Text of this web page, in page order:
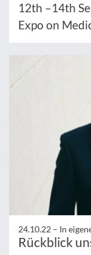
12th –14th
Expo on
24.10.22 – In
Rückblick